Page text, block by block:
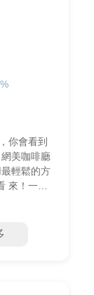
你會看到
美咖啡廳
輕鬆的方
來！一起